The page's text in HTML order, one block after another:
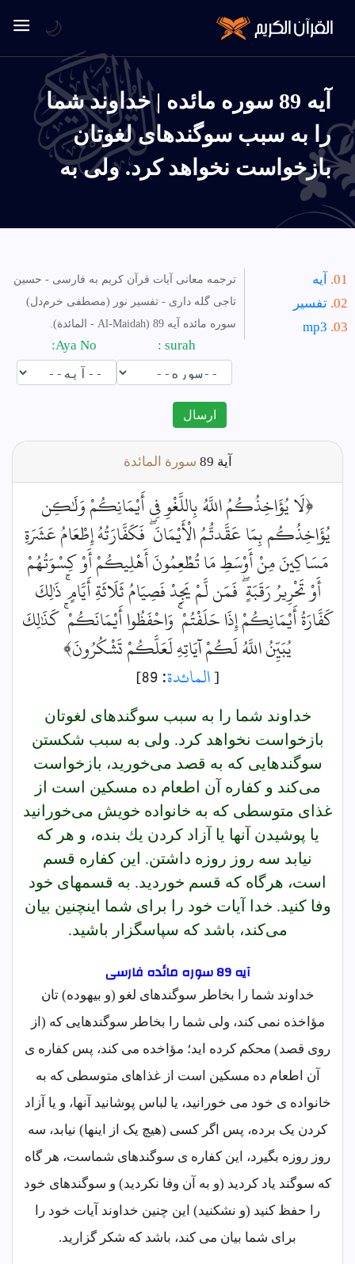
آیه 89 سوره مائده | خداوند شما
را به سبب سوگندهاى لغوتان
بازخواست نخواهد كرد. ولى به
آیه
تفسیر
mp3
ترجمه معانی آیات قرآن کریم به فارسی - حسین
تاجی گله داری - تفسیر نور (مصطفی خرم‌دل)
سوره مائده آیه 89 (Al-Maidah - المائدة).
ارسال
آية سورة المائدة
﴿لَا يُؤَاخِذُكُمُ اللَّهُ بِاللَّغْوِ فِي أَيْمَانِكُمْ وَلَٰكِن
يُؤَاخِذُكُم بِمَا عَقَّدتُّمُ الْأَيْمَانَ ۖ فَكَفَّارَتُهُ إِطْعَامُ عَشَرَةِ
مَسَاكِينَ مِنْ أَوْسَطِ مَا تُطْعِمُونَ أَهْلِيكُمْ أَوْ كِسْوَتُهُمْ
أَوْ تَحْرِيرُ رَقَبَةٍ ۖ فَمَن لَّمْ يَجِدْ فَصِيَامُ ثَلَاثَةِ أَيَّامٍ ۚ ذَٰلِكَ
كَفَّارَةُ أَيْمَانِكُمْ إِذَا حَلَفْتُمْ ۚ وَاحْفَظُوا أَيْمَانَكُمْ ۚ كَذَٰلِكَ
يُبَيِّنُ اللَّهُ لَكُمْ آيَاتِهِ لَعَلَّكُمْ تَشْكُرُونَ﴾
[المائدة: 89]
خداوند شما را به سبب سوگندهاى لغوتان
بازخواست نخواهد كرد. ولى به سبب شكستن
سوگندهايى كه به قصد مى‌خوريد، بازخواست
مى‌كند و كفاره آن اطعام ده مسكين است از
غذاى متوسطى كه به خانواده خويش مى‌خورانيد
يا پوشيدن آنها يا آزاد كردن يك بنده، و هر كه
نيابد سه روز روزه داشتن. اين كفاره قسم
است، هرگاه كه قسم خورديد. به قسمهاى خود
وفا كنيد. خدا آيات خود را براى شما اينچنين بيان
مى‌كند، باشد كه سپاسگزار باشيد.
آیه 89 سوره مائده فارسى
خداوند شما را بخاطر سوگندهای لغو (و بیهوده) تان
مؤاخذه نمی کند، ولی شما را بخاطر سوگندهایی که (از
روی قصد) محکم کرده اید؛ مؤاخده می کند، پس کفاره ی
آن اطعام ده مسکین است از غذاهای متوسطی که به
خانواده ی خود می خورانید، یا لباس پوشانید آنها، و یا آزاد
کردن یک برده، پس اگر کسی (هیچ یک از اینها) نیابد، سه
روز روزه بگیرد، این کفاره ی سوگندهای شماست، هر گاه
که سوگند یاد کردید (و به آن وفا نکردید) و سوگندهای خود
را حفظ کنید (و نشکنید) این چنین خداوند آیات خود را
برای شما بیان می کند، باشد که شکر گزارید.
🌙